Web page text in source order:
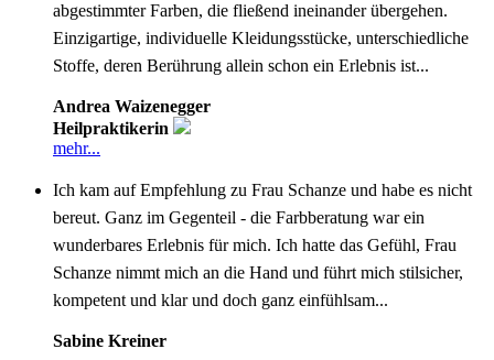
abgestimmter Farben, die fließend ineinander übergehen.
Einzigartige, individuelle Kleidungsstücke, unterschiedliche
Stoffe, deren Berührung allein schon ein Erlebnis ist...
Andrea Waizenegger
Heilpraktikerin
mehr...
Ich kam auf Empfehlung zu Frau Schanze und habe es nicht
bereut. Ganz im Gegenteil - die Farbberatung war ein
wunderbares Erlebnis für mich. Ich hatte das Gefühl, Frau
Schanze nimmt mich an die Hand und führt mich stilsicher,
kompetent und klar und doch ganz einfühlsam...
Sabine Kreiner